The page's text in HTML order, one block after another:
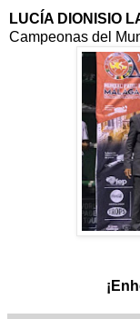
LUCÍA DIONISIO
Campeonas del